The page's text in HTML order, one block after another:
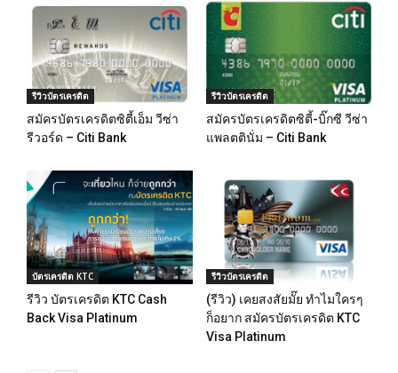
รีวิวบัตรเครดิต
สมัครบัตรเครดิตซิตี้เอ็ม วีซ่า
รีวอร์ด – Citi Bank
รีวิวบัตรเครดิต
สมัครบัตรเครดิตซิตี้-บิ๊กซี วีซ่า
แพลตตินั่ม – Citi Bank
บัตรเครดิต KTC
รีวิว บัตรเครดิต KTC Cash
Back Visa Platinum
รีวิวบัตรเครดิต
(รีวิว) เคยสงสัยมั๊ย ทำไมใครๆ
ก็อยาก สมัครบัตรเครดิต KTC
Visa Platinum